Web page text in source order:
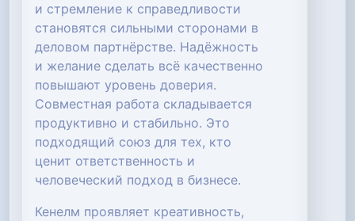
и стремление к справедливости
становятся сильными сторонами в
деловом партнёрстве. Надёжность
и желание сделать всё качественно
повышают уровень доверия.
Совместная работа складывается
продуктивно и стабильно. Это
подходящий союз для тех, кто
ценит ответственность и
человеческий подход в бизнесе.
Кенелм проявляет креативность,